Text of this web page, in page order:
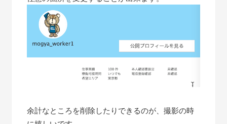
余計なところを削除したりできるのが、撮影の時